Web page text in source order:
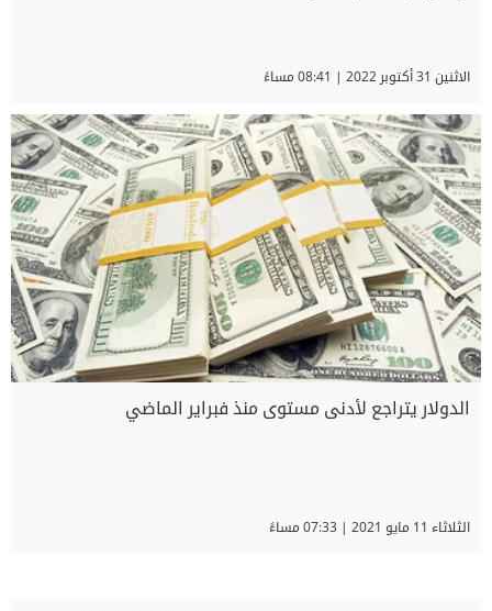
الاثنين 31 أكتوبر 2022 | 08:41 مساءً
الدولار يتراجع لأدنى مستوى منذ فبراير الماضي
الثلاثاء 11 مايو 2021 | 07:33 مساءً